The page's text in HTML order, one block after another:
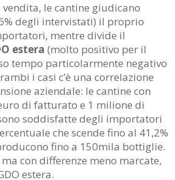
le cantine giudicano
degli intervistati) il proprio
mentre divide il
estera (molto positivo per il
tempo particolarmente negativo
i casi c’è una correlazione
aziendale: le cantine con
di fatturato e 1 milione di
soddisfatte degli importatori
che scende fino al 41,2%
fino a 150mila bottiglie.
con differenze meno marcate,
estera.